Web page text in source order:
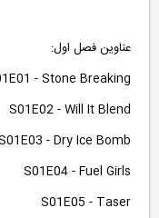
عناوین فصل اول:
S01E01 - Stone Breaking
S01E02 - Will It Blend
S01E03 - Dry Ice Bomb
S01E04 - Fuel Girls
S01E05 - Taser